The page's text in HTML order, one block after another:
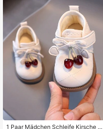
1 Paar Mädchen Schleife Kirsche P